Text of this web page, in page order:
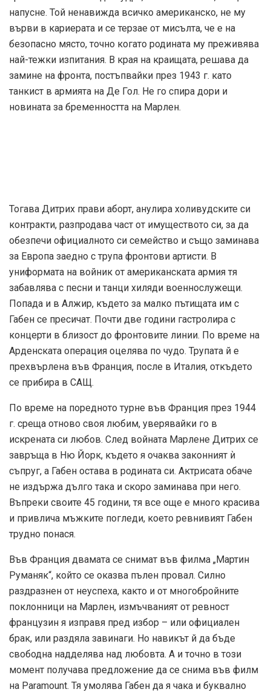
напусне. Той ненавижда всичко американско, не му
върви в кариерата и се терзае от мисълта, че е на
безопасно място, точно когато родината му преживява
най-тежки изпитания. В края на краищата, решава да
замине на фронта, постъпвайки през 1943 г. като
танкист в армията на Де Гол. Не го спира дори и
новината за бременността на Марлен.
Тогава Дитрих прави аборт, анулира холивудските си
контракти, разпродава част от имуществото си, за да
обезпечи официалното си семейство и също заминава
за Европа заедно с трупа фронтови артисти. В
униформата на войник от американската армия тя
забавлява с песни и танци хиляди военнослужещи.
Попада и в Алжир, където за малко пътищата им с
Габен се пресичат. Почти две години гастролира с
концерти в близост до фронтовите линии. По време на
Арденската операция оцелява по чудо. Трупата й е
прехвърлена във Франция, после в Италия, откъдето
се прибира в САЩ.
По време на поредното турне във Франция през 1944
г. среща отново своя любим, уверявайки го в
искрената си любов. След войната Марлене Дитрих се
завръща в Ню Йорк, където я очаква законният ѝ
съпруг, а Габен остава в родината си. Актрисата обаче
не издържа дълго така и скоро заминава при него.
Въпреки своите 45 години, тя все още е много красива
и привлича мъжките погледи, което ревнивият Габен
трудно понася.
Във Франция двамата се снимат във филма „Мартин
Руманяк“, който се оказва пълен провал. Силно
раздразнен от неуспеха, както и от многобройните
поклонници на Марлен, измъчваният от ревност
французин я изправя пред избор – или официален
брак, или раздяла завинаги. Но навикът й да бъде
свободна надделява над любовта. А и точно в този
момент получава предложение да се снима във филм
на Paramount. Тя умолява Габен да я чака и буквално